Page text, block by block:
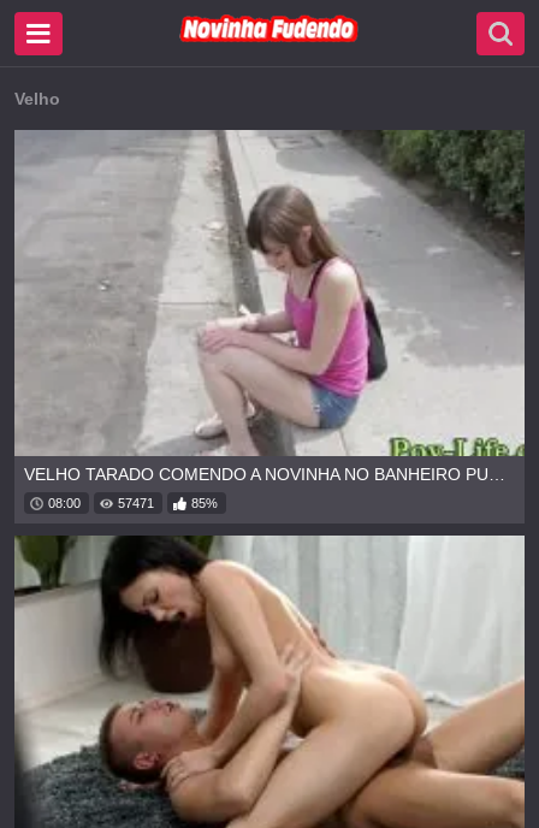
Velho
VELHO TARADO COMENDO A NOVINHA NO BANHEIRO PUBLICO
08:00 57471 85%